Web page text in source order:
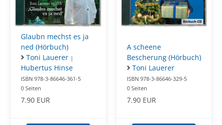
Glaubn mechst es ja
ned (Hörbuch)
Toni Lauerer |
Hubertus Hinse
ISBN 978-3-86646-361-5
0 Seiten
7.90 EUR
A scheene
Bescherung (Hörbuch)
Toni Lauerer
ISBN 978-3-86646-329-5
0 Seiten
7.90 EUR